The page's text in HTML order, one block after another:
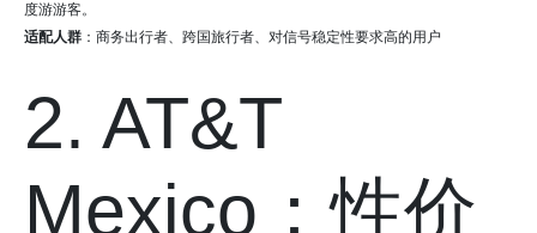
度游游客。
适配人群 ：商务出行者、跨国旅行者、对信号稳定性要求高的用户
2. AT&T
Mexico：性价